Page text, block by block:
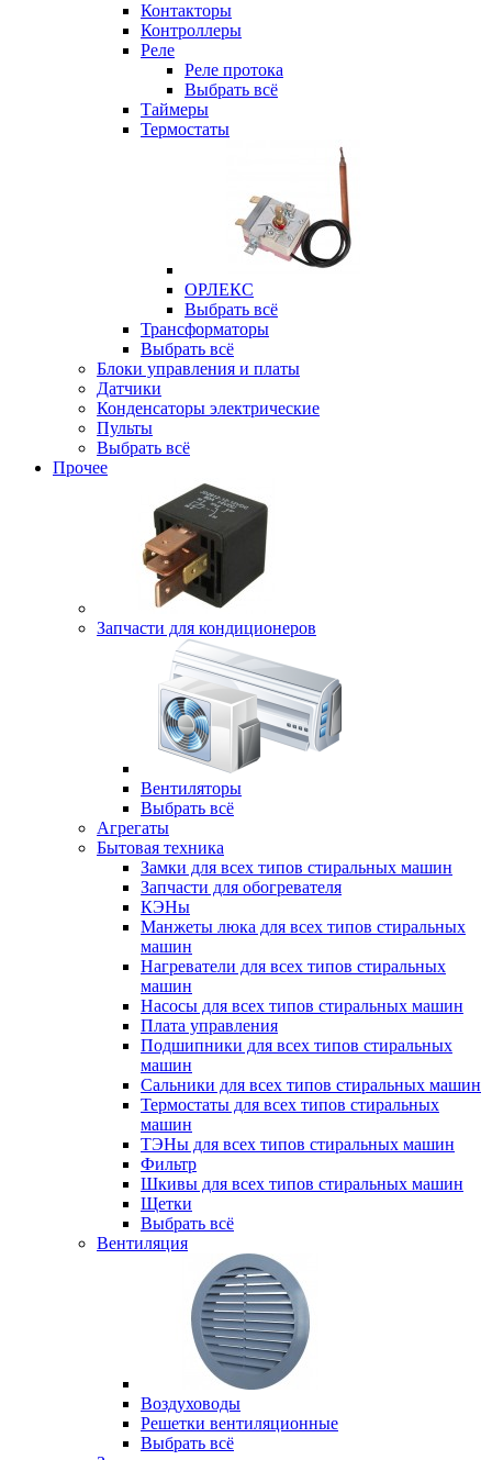
Контакторы
Контроллеры
Реле
Реле протока
Выбрать всё
Таймеры
Термостаты
ОРЛЕКС
Выбрать всё
Трансформаторы
Выбрать всё
Блоки управления и платы
Датчики
Конденсаторы электрические
Пульты
Выбрать всё
Прочее
Запчасти для кондиционеров
Вентиляторы
Выбрать всё
Агрегаты
Бытовая техника
Замки для всех типов стиральных машин
Запчасти для обогревателя
КЭНы
Манжеты люка для всех типов стиральных
машин
Нагреватели для всех типов стиральных
машин
Насосы для всех типов стиральных машин
Плата управления
Подшипники для всех типов стиральных
машин
Сальники для всех типов стиральных машин
Термостаты для всех типов стиральных
машин
ТЭНы для всех типов стиральных машин
Фильтр
Шкивы для всех типов стиральных машин
Щетки
Выбрать всё
Вентиляция
Воздуховоды
Решетки вентиляционные
Выбрать всё